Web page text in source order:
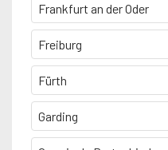
Frankfurt an der Oder
Freiburg
Fürth
Garding